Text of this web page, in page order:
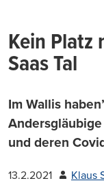
Kein Platz
Saas Tal
Im Wallis
und deren
13.2.2021 Klaus